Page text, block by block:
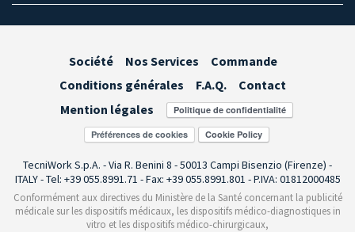
Société Nos Services
Commande
Conditions générales
F.A.Q.
Contact
Mention légales
Préférences de cookies
TecniWork S.p.A. - Via R. Benini 8 - 50013 Campi Bisenzio (Firenze) -
ITALY - Tel: +39 055.8991.71 - Fax: +39 055.8991.801 - P.IVA: 01812000485
Conformément aux directives du Ministère de la Santé concernant la publicité
médicale sur les dispositifs médicaux, les dispositifs médico-diagnostiques in
vitro et les dispositifs médico-chirurgicaux,